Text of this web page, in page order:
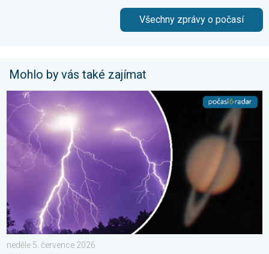
Všechny zprávy o počasí
Mohlo by vás také zajímat
Červnové fotografie. Zajímavosti. . . neděle 5. července 2026
neděle 5. července 2026